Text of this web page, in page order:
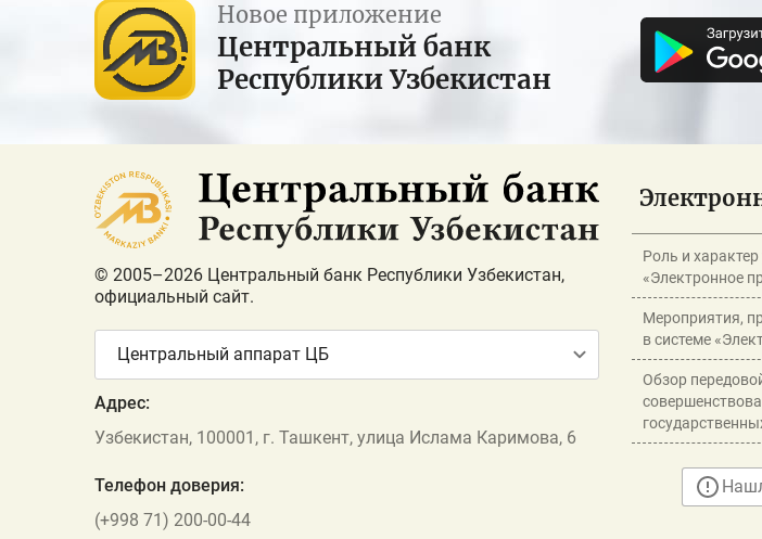
Новое приложение
Центральный банк
Республики Узбекистан
© 2005–2026 Центральный банк Республики Узбекистан,
официальный сайт.
Центральный аппарат ЦБ
Адрес:
Узбекистан, 100001, г. Ташкент, улица Ислама Каримова, 6
Телефон доверия:
(+998 71) 200-00-44
Роль и
«Электронное
Мероприятия,
в системе
Обзор